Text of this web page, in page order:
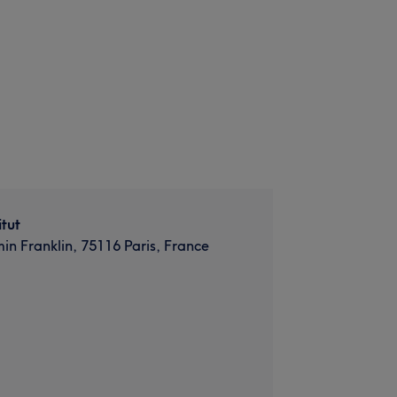
Franklin, 75116 Paris, France